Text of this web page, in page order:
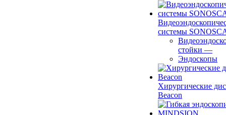
системы
стойки —
Эндоскопы
Хирургические
Beacon